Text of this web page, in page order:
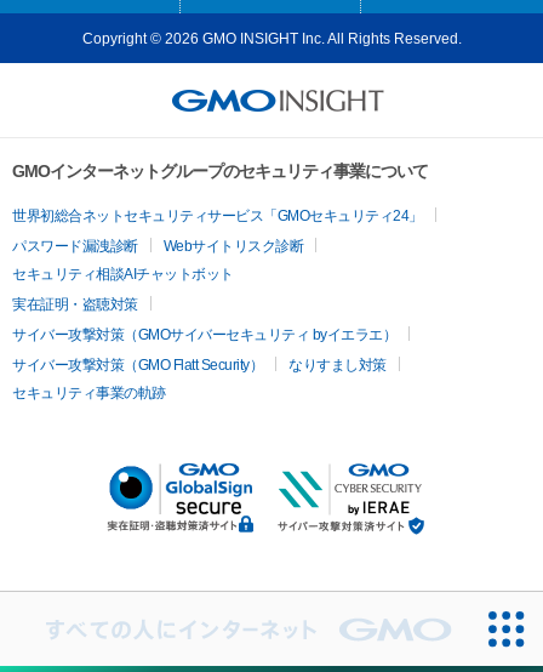
Copyright © 2026 GMO INSIGHT Inc. All Rights Reserved.
GMOインターネットグループのセキュリティ事業について
世界初総合ネットセキュリティサービス「GMOセキュリティ24」
パスワード漏洩診断
Webサイトリスク診断
セキュリティ相談AIチャットボット
実在証明・盗聴対策
サイバー攻撃対策（GMOサイバーセキュリティ byイエラエ）
サイバー攻撃対策（GMO Flatt Security）
なりすまし対策
セキュリティ事業の軌跡